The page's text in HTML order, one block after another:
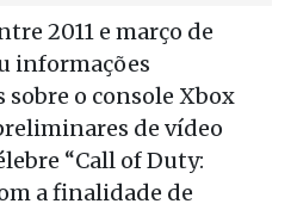
2011 e março de
informações
o console Xbox
de vídeo
“Call of Duty:
a finalidade de